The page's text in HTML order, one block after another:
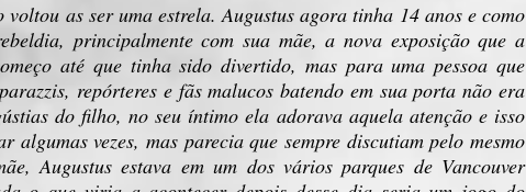
as ser uma estrela. Augustus agora tinha 14 anos e como
principalmente com sua mãe, a nova exposição que a
até que tinha sido divertido, mas para uma pessoa que
repórteres e fãs malucos batendo em sua porta não era
do filho, no seu íntimo ela adorava aquela atenção e isso
vezes, mas parecia que sempre discutiam pelo mesmo
Augustus estava em um dos vários parques de Vancouver